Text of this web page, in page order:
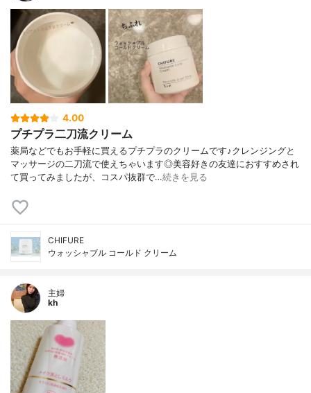
4.00
プチプラ二刀流クリーム
薬局などでもお手軽に買えるプチプラのクリームです♪クレンジングと
マッサージの二刀流で使えちゃいます◎美容好きの友達におすすめされ
て買ってみましたが、コスパ抜群で…続きを見る
CHIFURE
ウォッシャブル コールド クリーム
主婦
kh